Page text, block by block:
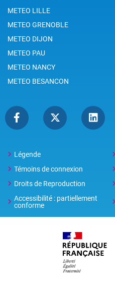
METEO LILLE
METEO GRENOBLE
METEO DIJON
METEO PAU
METEO NANCY
METEO BESANCON
Légende
Témoins de connexion
Droits de Reproduction
Accessibilité : partiellement
conforme